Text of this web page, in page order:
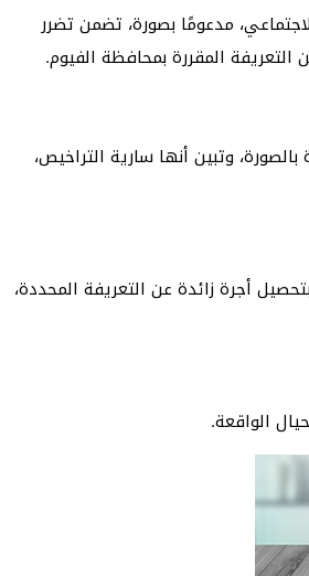
مدعومًا بصورة، تضمن تضرر
المقررة بمحافظة الفيوم.
وتبين أنها سارية التراخيص،
23 مايو الماضي، وقيامه بتحصيل أجرة زائدة عن التعريفة المحددة،
الواقعة.